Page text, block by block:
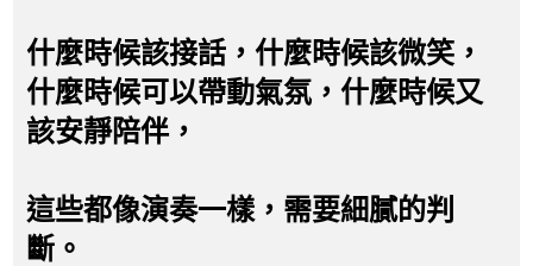
什麼時候該接話，什麼時候該微笑，
什麼時候可以帶動氣氛，什麼時候又
該安靜陪伴，
這些都像演奏一樣，需要細膩的判
斷。